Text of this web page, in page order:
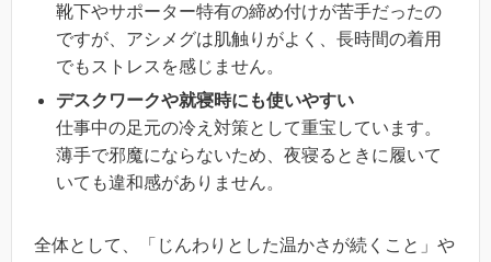
靴下やサポーター特有の締め付けが苦手だったの
ですが、アシメグは肌触りがよく、長時間の着用
でもストレスを感じません。
デスクワークや就寝時にも使いやすい
仕事中の足元の冷え対策として重宝しています。
薄手で邪魔にならないため、夜寝るときに履いて
いても違和感がありません。
全体として、「じんわりとした温かさが続くこと」や